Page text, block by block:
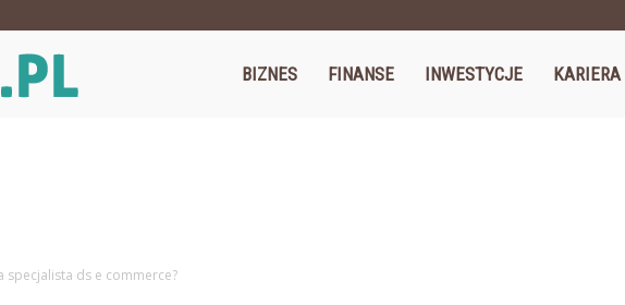
BIZNES FINANSE INWESTYCJE KARIERA
specjalista ds e commerce?